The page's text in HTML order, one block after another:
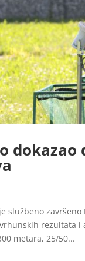
službeno
rezultata
metara, 25/50...